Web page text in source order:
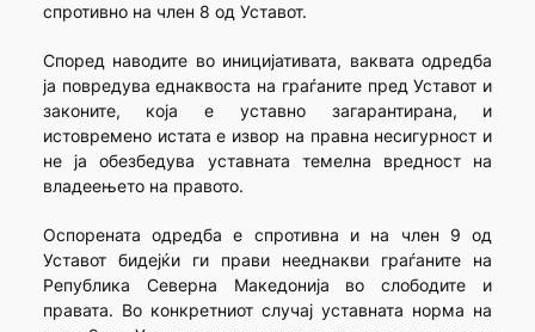
спротивно на член 8 од Уставот.
Според наводите во иницијативата, ваквата одредба
ја повредува еднаквоста на граѓаните пред Уставот и
законите, која е уставно загарантирана, и
истовремено истата е извор на правна несигурност и
не ја обезбедува уставната темелна вредност на
владеењето на правото.
Оспорената одредба е спротивна и на член 9 од
Уставот бидејќи ги прави нееднакви граѓаните на
Република Северна Македонија во слободите и
правата. Во конкретниот случај уставната норма на